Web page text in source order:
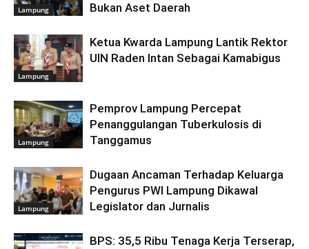
Lampung
Bukan Aset Daerah
Lampung
Ketua Kwarda Lampung Lantik Rektor
UIN Raden Intan Sebagai Kamabigus
Lampung
Pemprov Lampung Percepat
Penanggulangan Tuberkulosis di
Tanggamus
Lampung
Dugaan Ancaman Terhadap Keluarga
Pengurus PWI Lampung Dikawal
Legislator dan Jurnalis
BPS: 35,5 Ribu Tenaga Kerja Terserap,